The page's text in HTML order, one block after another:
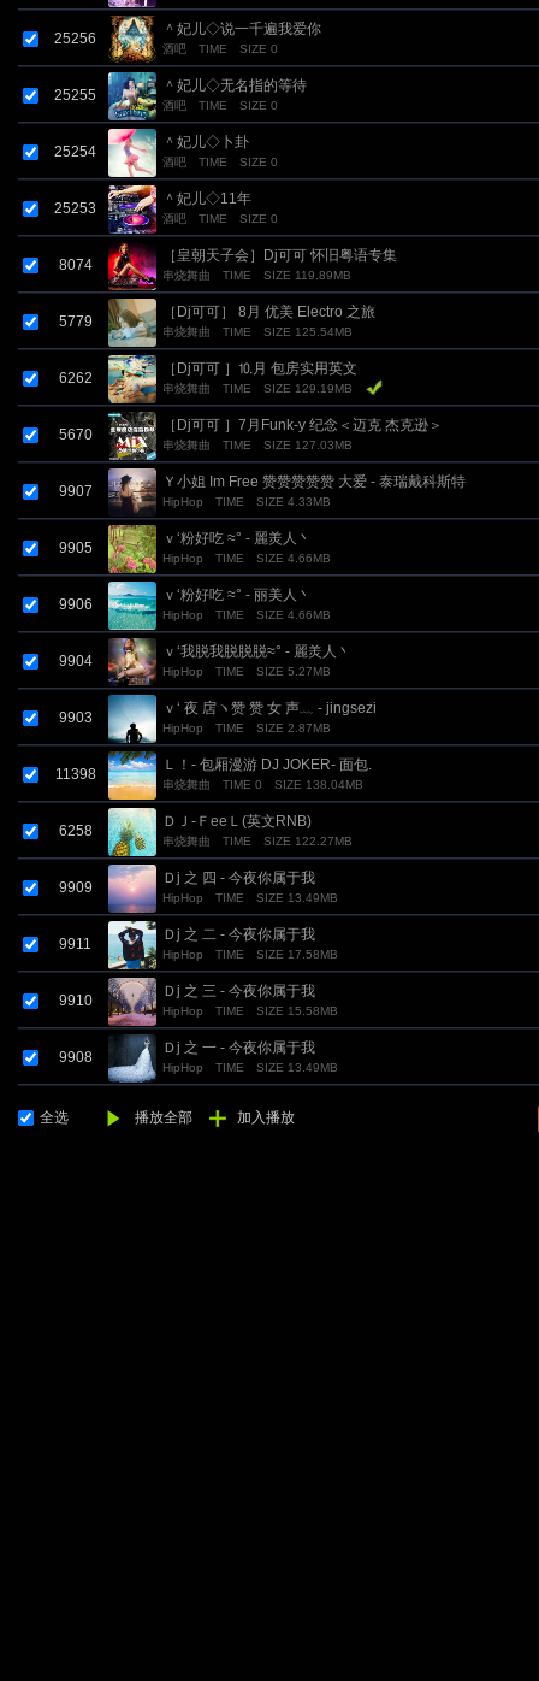
25256
＾妃儿◇说一千遍我爱你
酒吧 TIME SIZE 0
25255
＾妃儿◇无名指的等待
酒吧 TIME SIZE 0
25254
＾妃儿◇卜卦
酒吧 TIME SIZE 0
25253
＾妃儿◇11年
酒吧 TIME SIZE 0
8074
［皇朝天子会］Dj可可 怀旧粤语专集
串烧舞曲 TIME SIZE 119.89MB
5779
［Dj可可］ 8月 优美 Electro 之旅
串烧舞曲 TIME SIZE 125.54MB
6262
［Dj可可 ］⒑月 包房实用英文
串烧舞曲 TIME SIZE 129.19MB
5670
［Dj可可 ］7月Funk-y 纪念＜迈克 杰克逊＞
串烧舞曲 TIME SIZE 127.03MB
9907
Ｙ小姐 Im Free 赞赞赞赞赞 大爱 - 泰瑞戴科斯特
HipHop TIME SIZE 4.33MB
9905
ｖ‘粉好吃 ≈° - 麗羙人丶
HipHop TIME SIZE 4.66MB
9906
ｖ‘粉好吃 ≈° - 丽美人丶
HipHop TIME SIZE 4.66MB
9904
ｖ‘我脱我脱脱脱≈° - 麗羙人丶
HipHop TIME SIZE 5.27MB
9903
ｖ‘ 夜 扂ヽ赞 赞 女 声﹏ - jingsezi
HipHop TIME SIZE 2.87MB
11398
Ｌ！- 包厢漫游 DJ JOKER- 面包.
串烧舞曲 TIME 0 SIZE 138.04MB
6258
ＤＪ-ＦeeＬ(英文RNB)
串烧舞曲 TIME SIZE 122.27MB
9909
Ｄj 之 四 - 今夜你属于我
HipHop TIME SIZE 13.49MB
9911
Ｄj 之 二 - 今夜你属于我
HipHop TIME SIZE 17.58MB
9910
Ｄj 之 三 - 今夜你属于我
HipHop TIME SIZE 15.58MB
9908
Ｄj 之 一 - 今夜你属于我
HipHop TIME SIZE 13.49MB
全选 播放全部 加入播放